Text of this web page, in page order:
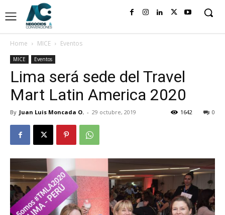
Home MICE Eventos
MICE Eventos
Lima será sede del Travel
Mart Latin America 2020
By Juan Luis Moncada O. - 29 octubre, 2019 0
1642